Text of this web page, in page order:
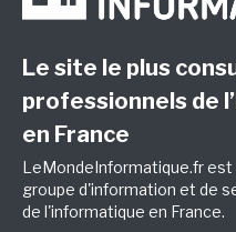
Le site le plus
professionnels de
en France
LeMondeInformatique.fr est
groupe d'information et de
de l'informatique en France.